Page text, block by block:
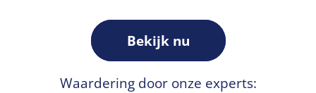
Bekijk nu
Waardering door onze experts: